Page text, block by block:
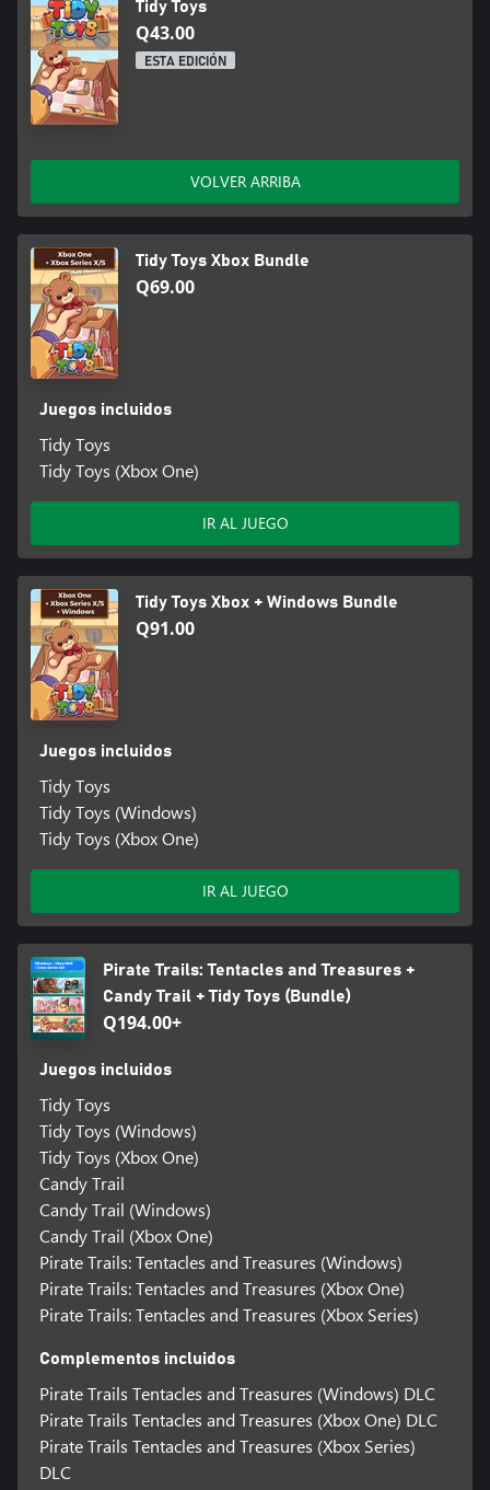
Tidy Toys
Q43.00
ESTA EDICIÓN
VOLVER ARRIBA
Tidy Toys Xbox Bundle
Q69.00
Juegos incluidos
Tidy Toys
Tidy Toys (Xbox One)
IR AL JUEGO
Tidy Toys Xbox + Windows Bundle
Q91.00
Juegos incluidos
Tidy Toys
Tidy Toys (Windows)
Tidy Toys (Xbox One)
IR AL JUEGO
Pirate Trails: Tentacles and Treasures +
Candy Trail + Tidy Toys (Bundle)
Q194.00+
Juegos incluidos
Tidy Toys
Tidy Toys (Windows)
Tidy Toys (Xbox One)
Candy Trail
Candy Trail (Windows)
Candy Trail (Xbox One)
Pirate Trails: Tentacles and Treasures (Windows)
Pirate Trails: Tentacles and Treasures (Xbox One)
Pirate Trails: Tentacles and Treasures (Xbox Series)
Complementos incluidos
Pirate Trails Tentacles and Treasures (Windows) DLC
Pirate Trails Tentacles and Treasures (Xbox One) DLC
Pirate Trails Tentacles and Treasures (Xbox Series)
DLC